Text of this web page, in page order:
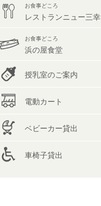
お食事どころ
レストランニュー三幸
お食事どころ
浜の屋食堂
授乳室のご案内
電動カート
ベビーカー貸出
車椅子貸出